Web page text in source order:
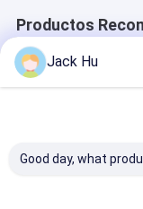
Productos
Jack Hu
Good day, what